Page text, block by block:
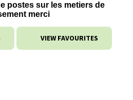
postes sur les metiers de
merci
VIEW FAVOURITES